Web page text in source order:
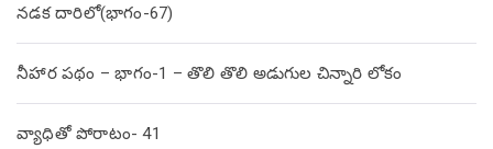
నడక దారిలో(భాగం-67)
నీహార పథం – భాగం-1 – తొలి తొలి అడుగుల చిన్నారి లోకం
వ్యాధితో పోరాటం- 41